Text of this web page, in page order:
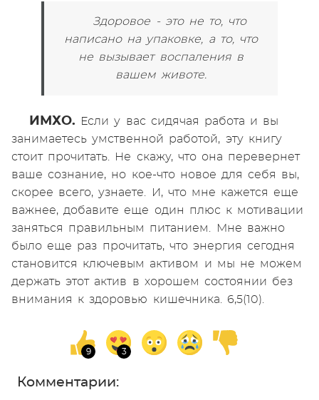
Здоровое - это не то, что
написано на упаковке, а то, что
не вызывает воспаления в
вашем животе.
ИМХО. Если у вас сидячая работа и вы
занимаетесь умственной работой, эту книгу
стоит прочитать. Не скажу, что она перевернет
ваше сознание, но кое-что новое для себя вы,
скорее всего, узнаете. И, что мне кажется еще
важнее, добавите еще один плюс к мотивации
заняться правильным питанием. Мне важно
было еще раз прочитать, что энергия сегодня
становится ключевым активом и мы не можем
держать этот актив в хорошем состоянии без
внимания к здоровью кишечника. 6,5(10).
Комментарии: